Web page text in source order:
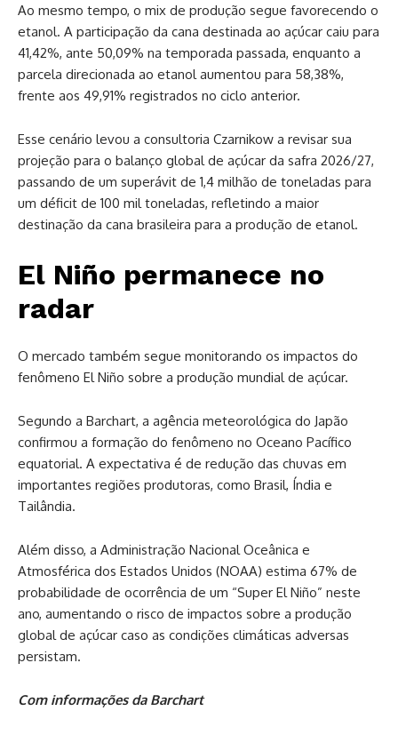
Ao mesmo tempo, o mix de produção segue favorecendo o
etanol. A participação da cana destinada ao açúcar caiu para
41,42%, ante 50,09% na temporada passada, enquanto a
parcela direcionada ao etanol aumentou para 58,38%,
frente aos 49,91% registrados no ciclo anterior.
Esse cenário levou a consultoria Czarnikow a revisar sua
projeção para o balanço global de açúcar da safra 2026/27,
passando de um superávit de 1,4 milhão de toneladas para
um déficit de 100 mil toneladas, refletindo a maior
destinação da cana brasileira para a produção de etanol.
El Niño permanece no
radar
O mercado também segue monitorando os impactos do
fenômeno El Niño sobre a produção mundial de açúcar.
Segundo a Barchart, a agência meteorológica do Japão
confirmou a formação do fenômeno no Oceano Pacífico
equatorial. A expectativa é de redução das chuvas em
importantes regiões produtoras, como Brasil, Índia e
Tailândia.
Além disso, a Administração Nacional Oceânica e
Atmosférica dos Estados Unidos (NOAA) estima 67% de
probabilidade de ocorrência de um “Super El Niño” neste
ano, aumentando o risco de impactos sobre a produção
global de açúcar caso as condições climáticas adversas
persistam.
Com informações da Barchart